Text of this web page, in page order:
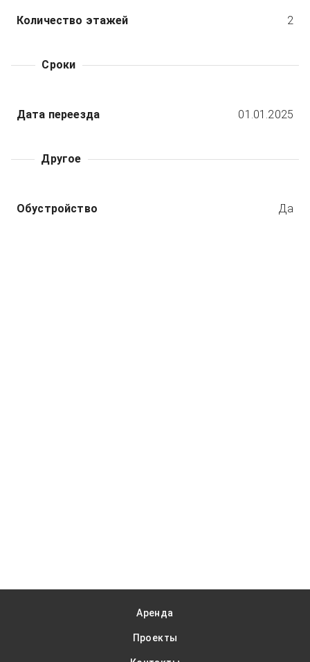
Количество этажей 2
Сроки
Дата переезда 01.01.2025
Другое
Обустройство Да
Аренда
Проекты